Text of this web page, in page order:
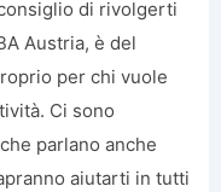
di rivolgerti
Austria, è del
per chi vuole
Ci sono
parlano anche
aiutarti in tutti